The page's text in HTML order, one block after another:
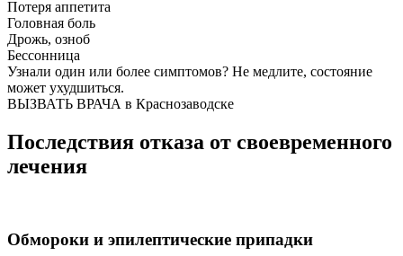
Потеря аппетита
Головная боль
Дрожь, озноб
Бессонница
Узнали один или более симптомов? Не медлите, состояние
может ухудшиться.
ВЫЗВАТЬ ВРАЧА в Краснозаводске
Последствия отказа от своевременного
лечения
Обмороки и эпилептические припадки